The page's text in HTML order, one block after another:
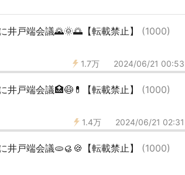
井戸端会議🌄🌞🌅【転載禁止】 (1000)
1.7万 2024/06/21 00:53
井戸端会議🏥😷💊【転載禁止】 (1000)
1.4万 2024/06/21 02:31
井戸端会議🫓🥮🍪【転載禁止】 (1000)